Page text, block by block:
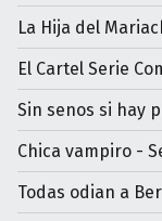
La Hija del
El Cartel Serie
Sin senos si hay
Chica vampiro -
Todas odian a